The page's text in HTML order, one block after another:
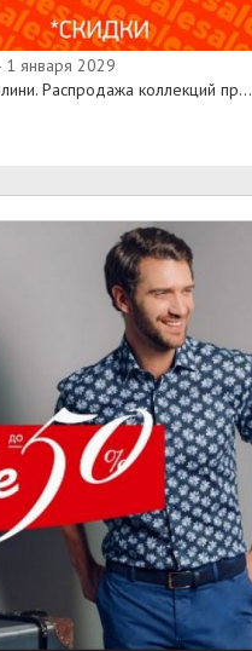
1 января 2029
Распродажа коллекций пр...